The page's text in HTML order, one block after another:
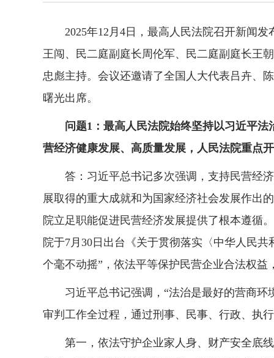
2025年12月4日，最高人民法院召开新闻发
王闯、民二庭副庭长周伦军、民二庭副庭长王
忠彪主持。会议还邀请了全国人大代表吕卉、
曙光出席。
问题1：最高人民法院始终坚持以习近平法
营经济健康发展、高质量发展，人民法院重点
答：习近平总书记多次强调，支持民营经济
展取得的重大成就和为国家经济社会发展作出
院立足职能促进民营经济发展提供了根本遵循
院于7月30日出台《关于贯彻落实〈中华人民
个毫不动摇”，依法平等保护民营企业合法权
习近平总书记强调，“法治是最好的营商环
审判工作全过程，通过刑事、民事、行政、执
第一，依法守护企业家人身、财产安全底线